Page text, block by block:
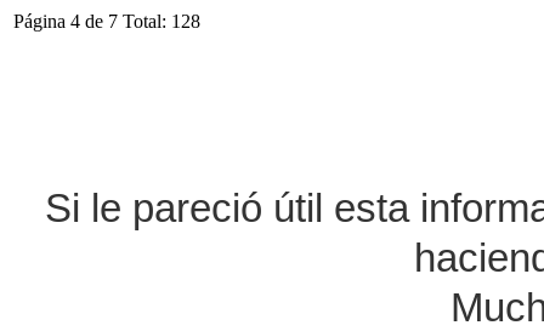
Página 4 de 7 Total: 128
Si le pareció útil esta